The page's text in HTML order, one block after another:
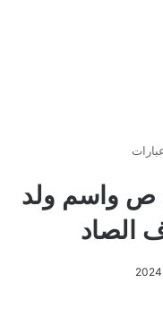
ص واسم ولد
الصاد